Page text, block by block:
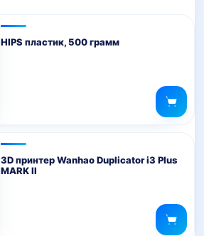
HIPS пластик, 500 грамм
3D принтер Wanhao Duplicator i3 Plus
MARK II